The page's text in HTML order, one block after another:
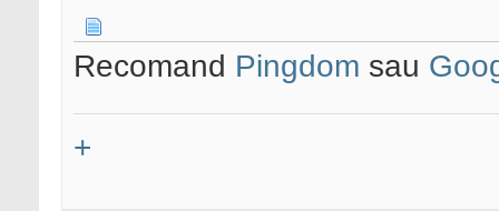
Recomand Pingdom sau
+